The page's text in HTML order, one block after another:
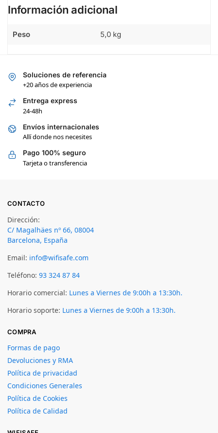
Información adicional
Peso 5,0 kg
Soluciones de referencia
+20 años de experiencia
Entrega express
24-48h
Envíos internacionales
Allí donde nos necesites
Pago 100% seguro
Tarjeta o transferencia
CONTACTO
Dirección:
C/ Magalhäes nº 66, 08004
Barcelona, España
Email: info@wifisafe.com
Teléfono: 93 324 87 84
Horario comercial: Lunes a Viernes de 9:00h a 13:30h.
Horario soporte: Lunes a Viernes de 9:00h a 13:30h.
COMPRA
Formas de pago
Devoluciones y RMA
Política de privacidad
Condiciones Generales
Política de Cookies
Política de Calidad